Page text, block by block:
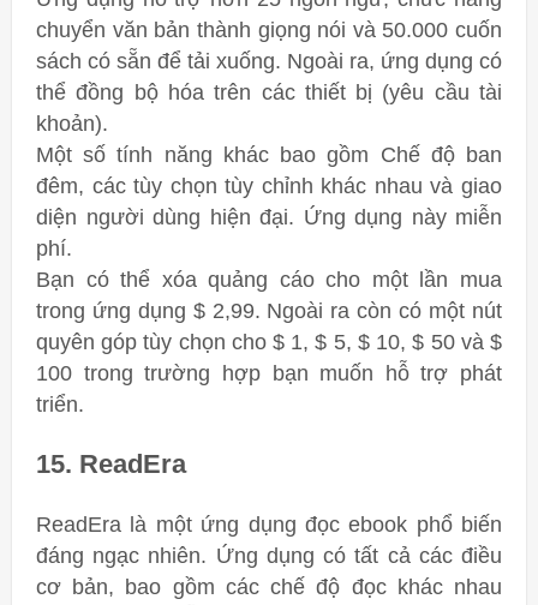
chuyển văn bản thành giọng nói và 50.000 cuốn
sách có sẵn để tải xuống. Ngoài ra, ứng dụng có
thể đồng bộ hóa trên các thiết bị (yêu cầu tài
khoản).
Một số tính năng khác bao gồm Chế độ ban
đêm, các tùy chọn tùy chỉnh khác nhau và giao
diện người dùng hiện đại. Ứng dụng này miễn
phí.
Bạn có thể xóa quảng cáo cho một lần mua
trong ứng dụng $ 2,99. Ngoài ra còn có một nút
quyên góp tùy chọn cho $ 1, $ 5, $ 10, $ 50 và $
100 trong trường hợp bạn muốn hỗ trợ phát
triển.
15. ReadEra
ReadEra là một ứng dụng đọc ebook phổ biến
đáng ngạc nhiên. Ứng dụng có tất cả các điều
cơ bản, bao gồm các chế độ đọc khác nhau